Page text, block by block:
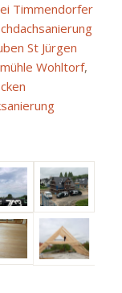
Timmendorfer
St Jürgen
Wohltorf,